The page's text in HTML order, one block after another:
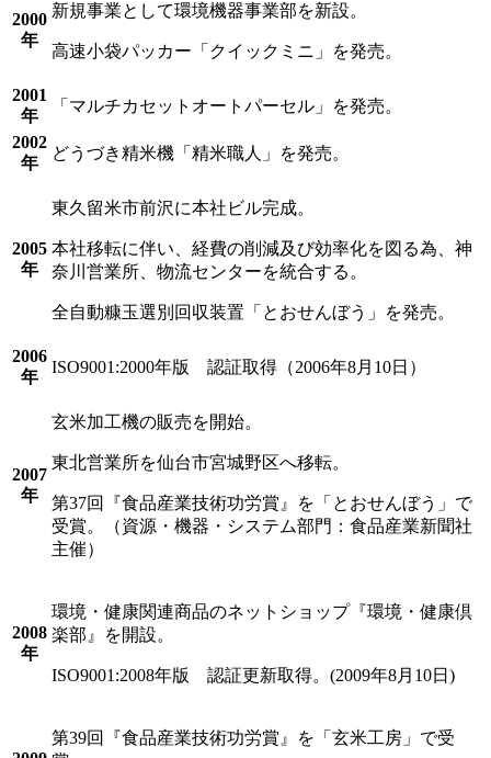
2000
年
新規事業として環境機器事業部を新設。
高速小袋パッカー「クイックミニ」を発売。
2001
年
「マルチカセットオートパーセル」を発売。
2002
年
どうづき精米機「精米職人」を発売。
2005
年
東久留米市前沢に本社ビル完成。
本社移転に伴い、経費の削減及び効率化を図る為、神
奈川営業所、物流センターを統合する。
全自動糠玉選別回収装置「とおせんぼう」を発売。
2006
年
ISO9001:2000年版 認証取得（2006年8月10日）
2007
年
玄米加工機の販売を開始。
東北営業所を仙台市宮城野区へ移転。
第37回『食品産業技術功労賞』を「とおせんぼう」で
受賞。（資源・機器・システム部門：食品産業新聞社
主催）
2008
年
環境・健康関連商品のネットショップ『環境・健康倶
楽部』を開設。
ISO9001:2008年版 認証更新取得。(2009年8月10日)
第39回『食品産業技術功労賞』を「玄米工房」で受